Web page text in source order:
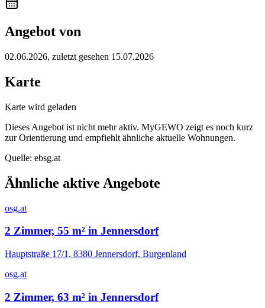
Angebot von
02.06.2026, zuletzt gesehen 15.07.2026
Karte
Karte wird geladen
Dieses Angebot ist nicht mehr aktiv. MyGEWO zeigt es noch kurz
zur Orientierung und empfiehlt ähnliche aktuelle Wohnungen.
Quelle: ebsg.at
Ähnliche aktive Angebote
osg.at
2 Zimmer, 55 m² in Jennersdorf
Hauptstraße 17/1, 8380 Jennersdorf, Burgenland
osg.at
2 Zimmer, 63 m² in Jennersdorf